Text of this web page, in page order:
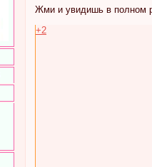
Жми и увидишь в полном
+2